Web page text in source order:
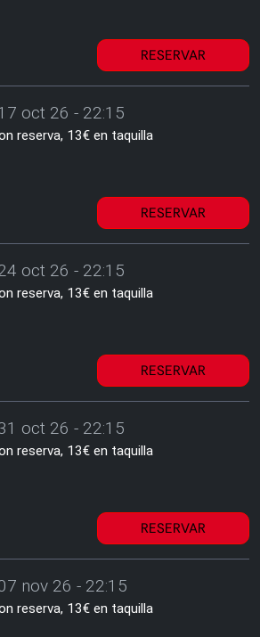
RESERVAR
oct 26 - 22:15
reserva, 13€ en taquilla
RESERVAR
oct 26 - 22:15
reserva, 13€ en taquilla
RESERVAR
oct 26 - 22:15
reserva, 13€ en taquilla
RESERVAR
nov 26 - 22:15
reserva, 13€ en taquilla